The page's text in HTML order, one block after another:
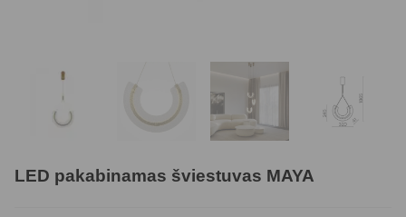
LED pakabinamas šviestuvas MAYA